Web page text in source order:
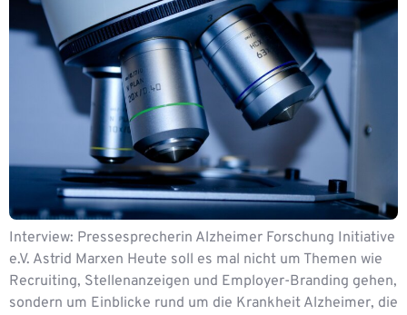
Interview: Pressesprecherin Alzheimer Forschung Initiative
e.V. Astrid Marxen Heute soll es mal nicht um Themen wie
Recruiting, Stellenanzeigen und Employer-Branding gehen,
sondern um Einblicke rund um die Krankheit Alzheimer, die